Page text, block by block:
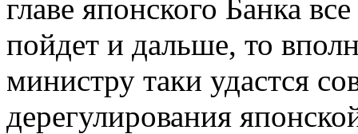
главе японского Банка
пойдет и дальше, то
министру таки удастся
дерегулирования